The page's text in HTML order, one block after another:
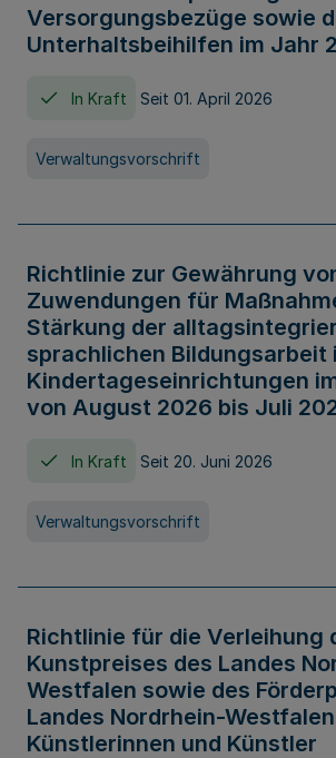
Versorgungsbezüge sowie
Unterhaltsbeihilfen im Jahr
In Kraft Seit 01. April 2026
Verwaltungsvorschrift
Richtlinie zur Gewährung
Zuwendungen für
Stärkung der
sprachlichen Bildungsarbeit
Kindertageseinrichtungen
von August 2026 bis Juli
In Kraft Seit 20. Juni 2026
Verwaltungsvorschrift
Richtlinie für die Verleihung
Kunstpreises des Landes
Westfalen sowie des
Landes Nordrhein-
Künstlerinnen und Künstler